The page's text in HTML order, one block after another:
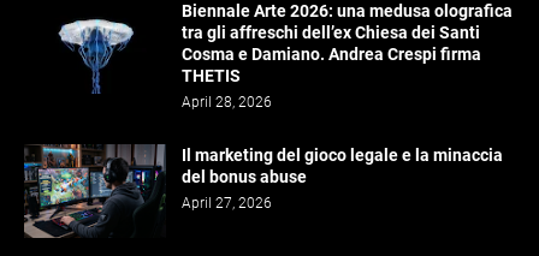
Biennale Arte 2026: una medusa olografica
tra gli affreschi dell’ex Chiesa dei Santi
Cosma e Damiano. Andrea Crespi firma
THETIS
April 28, 2026
Il marketing del gioco legale e la minaccia
del bonus abuse
April 27, 2026